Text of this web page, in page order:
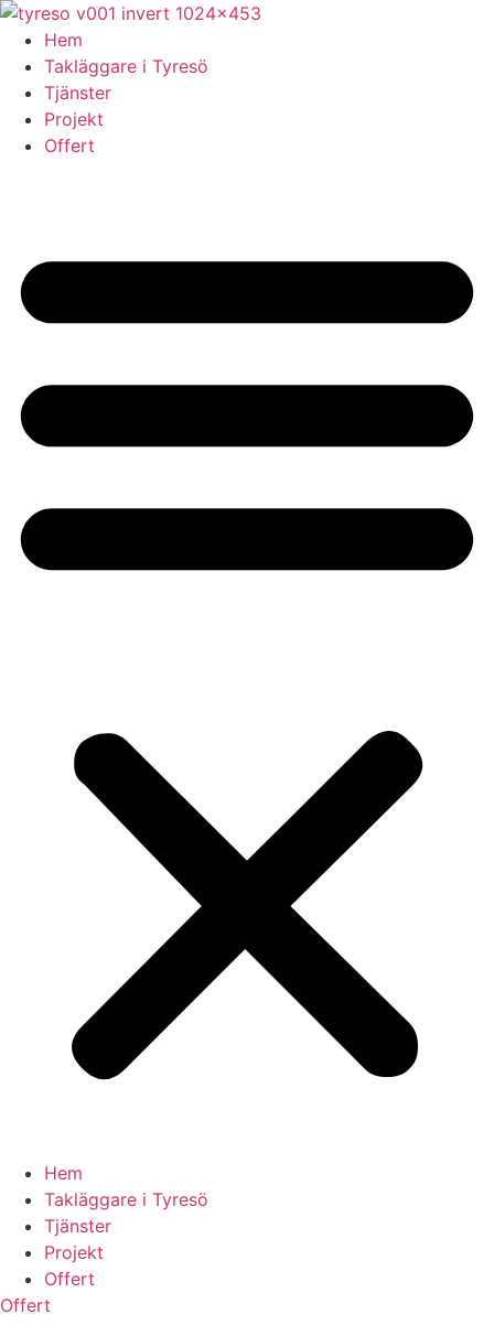
Skip
content
Hem
Takläggare i Tyresö
Tjänster
Projekt
Offert
Hem
Takläggare i Tyresö
Tjänster
Projekt
Offert
Offert